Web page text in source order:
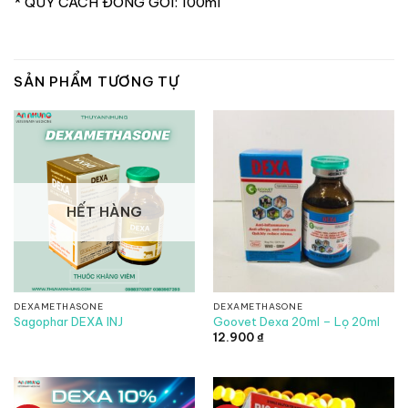
SẢN PHẨM TƯƠNG TỰ
HẾT HÀNG
DEXAMETHASONE
Sagophar DEXA INJ
DEXAMETHASONE
Goovet Dexa 20ml – Lọ 20ml
12.900₫